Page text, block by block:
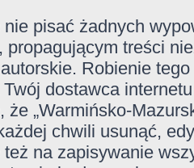
pisać żadnych
propagującym treści
Robienie
dostawca
że „Warmińsko-
chwili usunąć,
na zapisywanie